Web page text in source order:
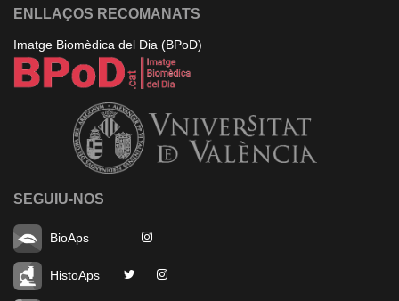
ENLLAÇOS RECOMANATS
Imatge Biomèdica del Dia (BPoD)
SEGUIU-NOS
BioAps
HistoAps